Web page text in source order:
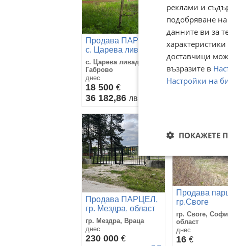
Продава ПАРЦЕЛ,
с. Царева ливада,
област Габрово
с. Царева ливада,
Габрово
днес
18 500 €
36 182,86 лв
Продава
с. Чернолик,
Силистра
с. Чернолик,
42 000 €
Продава ПАРЦЕЛ,
гр. Мездра, област
Враца
гр. Мездра, Враца
днес
230 000 €
Продава
гр.Своге
гр. Своге,
област
днес
16 €
реклами и
подобряване
данните ви за
доставчици
възразите в
Настройки на
ПОКАЖЕТЕ